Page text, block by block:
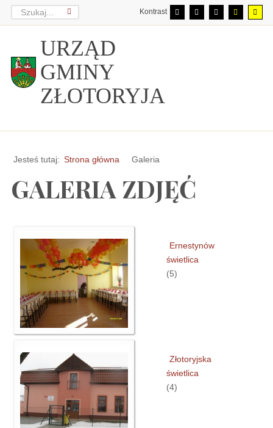
Kontrast
URZĄD
GMINY
ZŁOTORYJA
Jesteś tutaj: Strona główna Galeria
GALERIA ZDJĘĆ
Ernestynów
świetlica
(5)
Złotoryjska
świetlica
(4)